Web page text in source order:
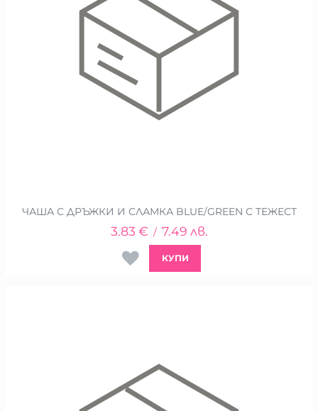
ЧАША С ДРЪЖКИ И СЛАМКА BLUE/GREEN С ТЕЖЕСТ
3.83 € / 7.49 лв.
КУПИ